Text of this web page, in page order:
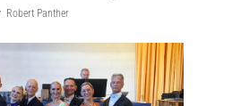
Robert Panther